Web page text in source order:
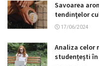
Savoarea
tendinţelor
17/06/2024
Analiza celor
studențești în